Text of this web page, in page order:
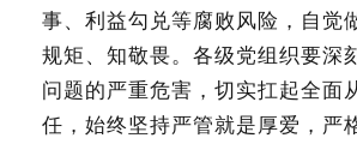
事、利益勾兑等腐败风险，自觉
规矩、知敬畏。各级党组织要深
问题的严重危害，切实扛起全面
任，始终坚持严管就是厚爱，严